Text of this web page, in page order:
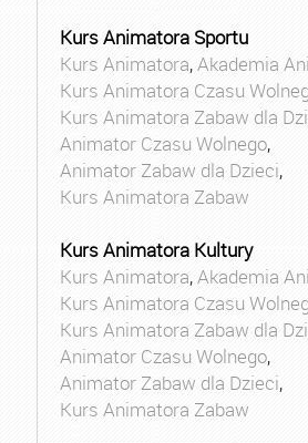
Kurs Animatora Sportu
Kurs Animatora,Akademia
Kurs Animatora Czasu
Kurs Animatora Zabaw dla
Animator Czasu Wolnego,
Animator Zabaw dla Dzieci,
Kurs Animatora Zabaw
Kurs Animatora Kultury
Kurs Animatora,Akademia
Kurs Animatora Czasu
Kurs Animatora Zabaw dla
Animator Czasu Wolnego,
Animator Zabaw dla Dzieci,
Kurs Animatora Zabaw